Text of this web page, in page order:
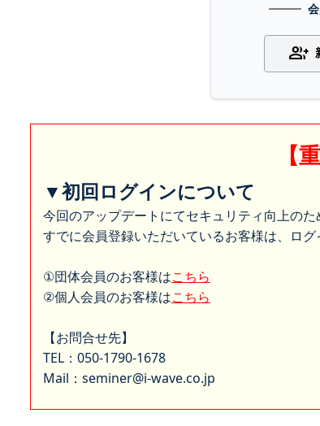
group_add
【
▼初回ログインについて
今回のアップデートにてセキュリティ向上のた
すでに会員登録いただいているお客様は、ロ
①団体会員のお客様はこちら
②個人会員のお客様はこちら
【お問合せ先】
TEL：050-1790-1678
Mail：seminer@i-wave.co.jp